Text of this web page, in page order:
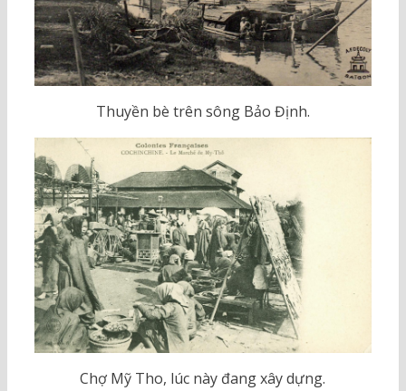
Thuyền bè trên sông Bảo Định.
Chợ Mỹ Tho, lúc này đang xây dựng.